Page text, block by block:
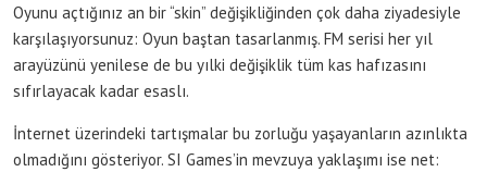
Oyunu açtığınız an bir “skin” değişikliğinden çok daha ziyadesiyle
karşılaşıyorsunuz: Oyun baştan tasarlanmış. FM serisi her yıl
arayüzünü yenilese de bu yılki değişiklik tüm kas hafızasını
sıfırlayacak kadar esaslı.
İnternet üzerindeki tartışmalar bu zorluğu yaşayanların azınlıkta
olmadığını gösteriyor. SI Games’in mevzuya yaklaşımı ise net: